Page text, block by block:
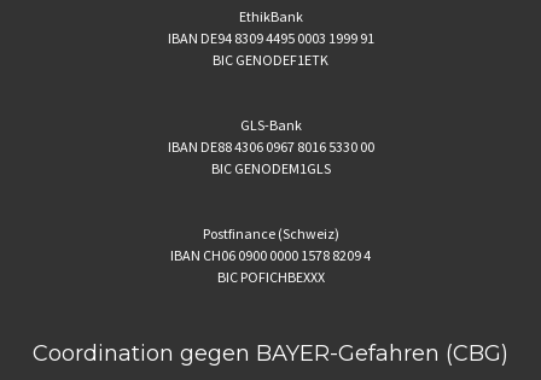
EthikBank
IBAN DE94 8309 4495 0003 1999 91
BIC GENODEF1ETK
GLS-Bank
IBAN DE88 4306 0967 8016 5330 00
BIC GENODEM1GLS
Postfinance (Schweiz)
IBAN CH06 0900 0000 1578 8209 4
BIC POFICHBEXXX
Coordination gegen BAYER-Gefahren (CBG)